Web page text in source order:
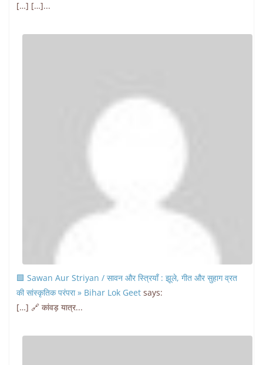
[…] […]...
🟩 Sawan Aur Striyan / सावन और स्त्रियाँ : झूले, गीत और सुहाग व्रत
की सांस्कृतिक परंपरा » Bihar Lok Geet says:
[…] 🔗 कांवड़ यात्र...